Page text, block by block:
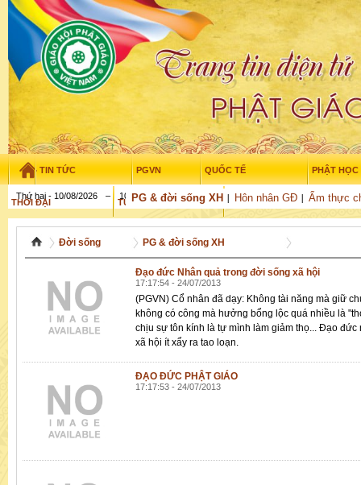
TIN TỨC PGVN QUỐC TẾ PHẬT HỌC
THỜI ĐẠI TUỔI TRẺ NGHIÊN CỨU
PG & đời sống XH Hôn nhân GĐ Ẩm thực
Thứ hai - 10/08/2026 – 10 :28: 25
Đời sống PG & đời sống XH
Đạo đức Nhân quả trong đời sống xã hội
17:17:54 - 24/07/2013
(PGVN) Cổ nhân đã dạy: Không tài năng mà giữ
không có công mà hưởng bổng lộc quá nhiều là
chịu sự tôn kính là tự mình làm giảm thọ... Đạo
xã hội ít xẩy ra tao loạn.
ĐẠO ĐỨC PHẬT GIÁO
17:17:53 - 24/07/2013